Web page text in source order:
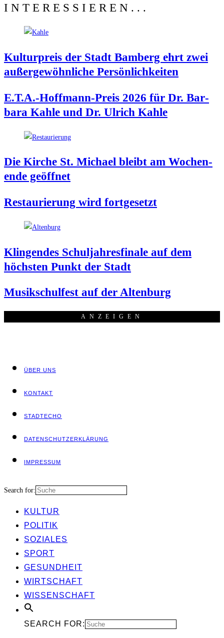
INTERESSIEREN...
Kul­tur­preis der Stadt Bam­berg ehrt zwei
außer­ge­wöhn­li­che Persönlichkeiten
E.T.A.-Hoffmann-Preis 2026 für Dr. Bar­
ba­ra Kah­le und Dr. Ulrich Kahle
Die Kir­che St. Micha­el bleibt am Wochen­
en­de geöffnet
Restau­rie­rung wird fortgesetzt
Klin­gen­des Schul­jah­res­fi­na­le auf dem
höchs­ten Punkt der Stadt
Musik­schul­fest auf der Altenburg
ANZEI­GEN
ÜBER UNS
KON­TAKT
STADT­ECHO
DATEN­SCHUTZ­ER­KLÄ­RUNG
IMPRES­SUM
Search for:
KUL­TUR
POLI­TIK
SOZIA­LES
SPORT
GESUND­HEIT
WIRT­SCHAFT
WIS­SEN­SCHAFT
SEARCH FOR: